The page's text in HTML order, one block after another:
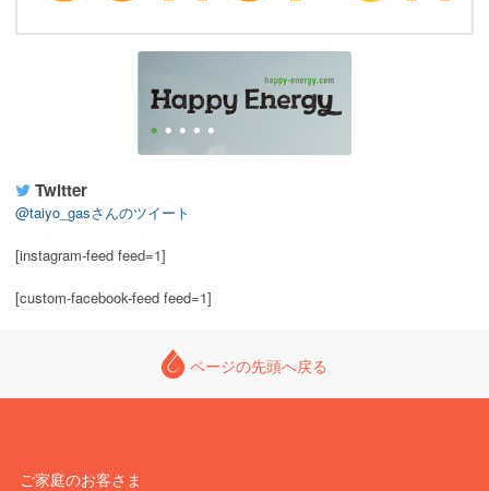
Twitter
@taiyo_gasさんのツイート
[instagram-feed feed=1]
[custom-facebook-feed feed=1]
ページの先頭へ戻る
ご家庭のお客さま